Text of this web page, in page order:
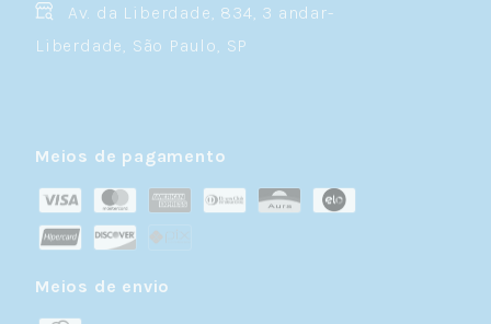
Av. da Liberdade, 834, 3 andar-
Liberdade, São Paulo, SP
Meios de pagamento
Meios de envio